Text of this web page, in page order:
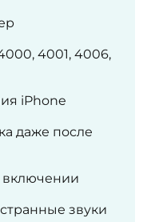
4001, 4006,
iPhone
даже после
включении
звуки